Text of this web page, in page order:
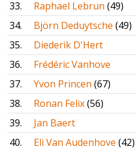
33.
Raphael Lebrun (49)
34.
Björn Deduytsche (49)
35.
Diederik D'Hert
36.
Frédéric Vanhove
37.
Yvon Princen (67)
38.
Ronan Felix(56)
39.
Jan Baert
40.
Eli Van Audenhove (42)